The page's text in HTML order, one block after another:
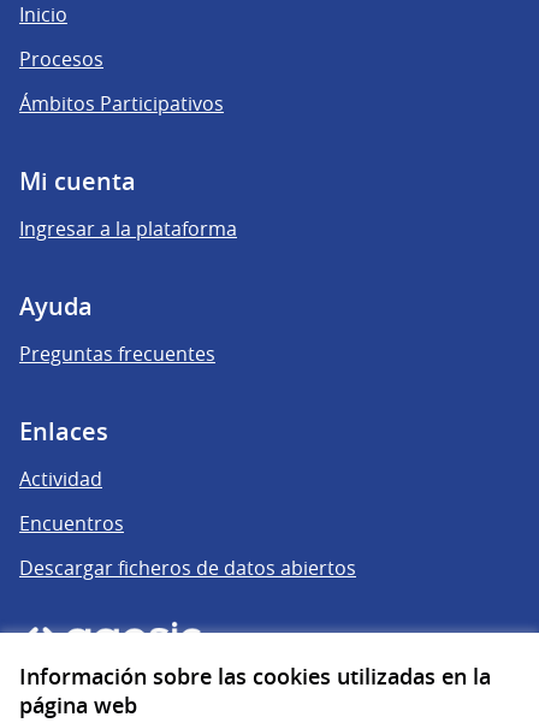
Información sobre las cookies utilizadas en la
página web
Inicio
Procesos
Ámbitos Participativos
Mi cuenta
Ingresar a la plataforma
Ayuda
Preguntas frecuentes
Enlaces
Actividad
Encuentros
Descargar ficheros de datos abiertos